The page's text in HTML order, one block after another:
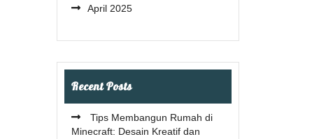
April 2025
Recent Posts
Tips Membangun Rumah di
Minecraft: Desain Kreatif dan